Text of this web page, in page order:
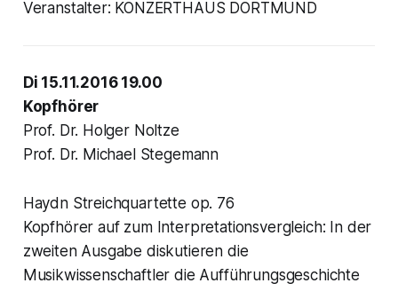
Veranstalter: KONZERTHAUS DORTMUND
Di 15.11.2016 19.00
Kopfhörer
Prof. Dr. Holger Noltze
Prof. Dr. Michael Stegemann
Haydn Streichquartette op. 76
Kopfhörer auf zum Interpretationsvergleich: In der
zweiten Ausgabe diskutieren die
Musikwissenschaftler die Aufführungsgeschichte